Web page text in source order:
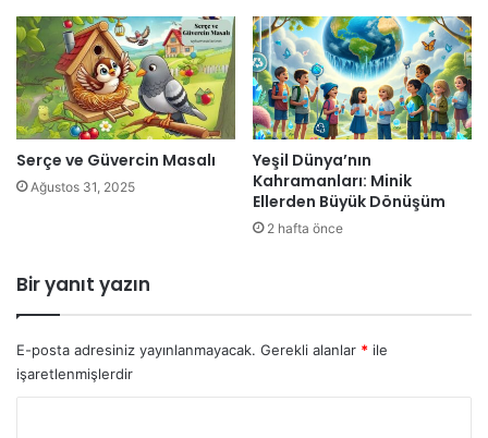
Serçe ve Güvercin Masalı
Ağustos 31, 2025
Yeşil Dünya’nın
Kahramanları: Minik
Ellerden Büyük Dönüşüm
2 hafta önce
Bir yanıt yazın
E-posta adresiniz yayınlanmayacak. Gerekli alanlar * ile
işaretlenmişlerdir